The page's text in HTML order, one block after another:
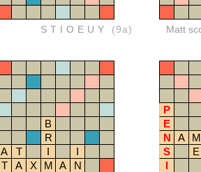
STIOEUY (9a) Matt
B
R
A T I
I
T A X M A
N
P
E
N
A
M
S
E
I